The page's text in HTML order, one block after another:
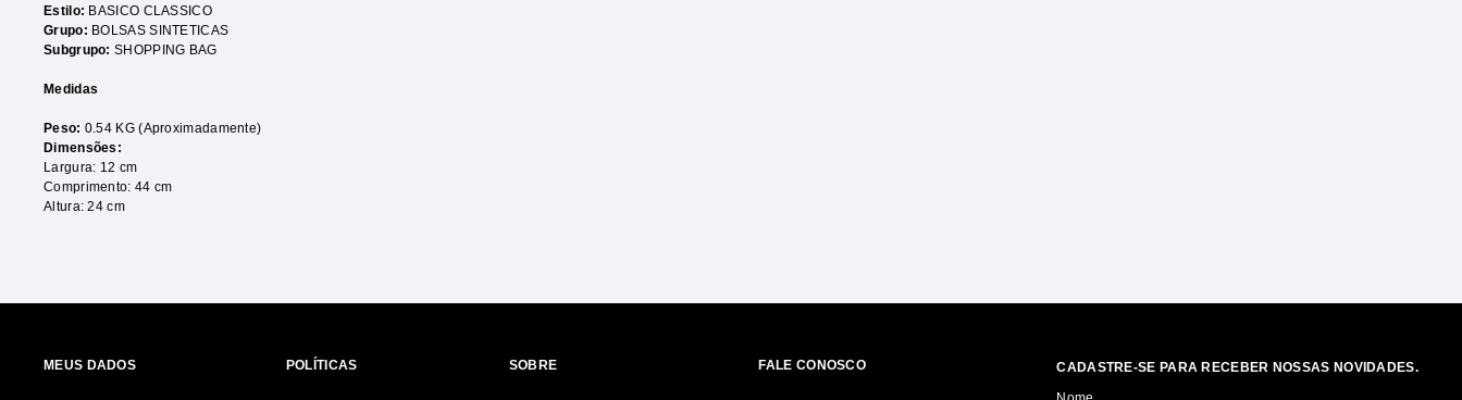
Estilo: BASICO CLASSICO
Grupo: BOLSAS SINTETICAS
Subgrupo: SHOPPING BAG
Medidas
Peso: 0.54 KG (Aproximadamente)
Dimensões:
Largura: 12 cm
Comprimento: 44 cm
Altura: 24 cm
MEUS DADOS POLÍTICAS SOBRE FALE CONOSCO
CADASTRE-SE PARA RECEBER NOSSAS NOVIDADES.